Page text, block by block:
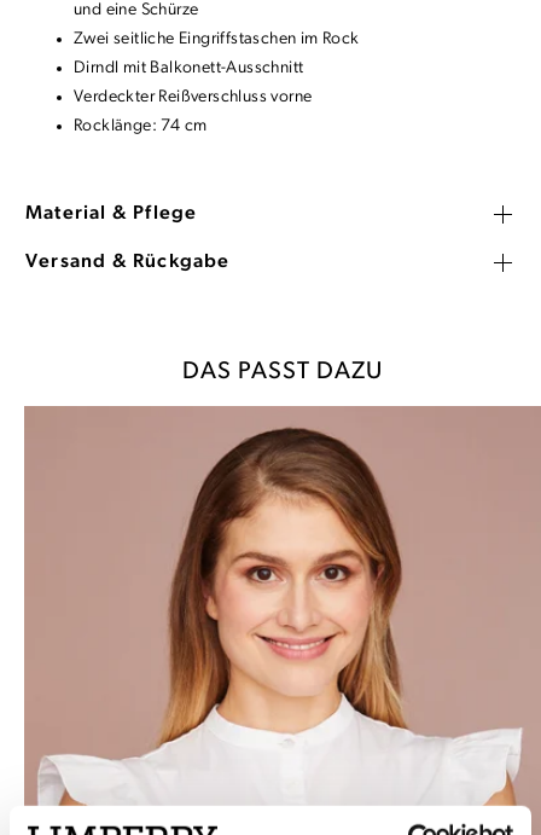
und eine Schürze
Zwei seitliche Eingriffstaschen im Rock
Dirndl mit Balkonett-Ausschnitt
Verdeckter Reißverschluss vorne
Rocklänge: 74 cm
Material & Pflege
Versand & Rückgabe
DAS PASST DAZU